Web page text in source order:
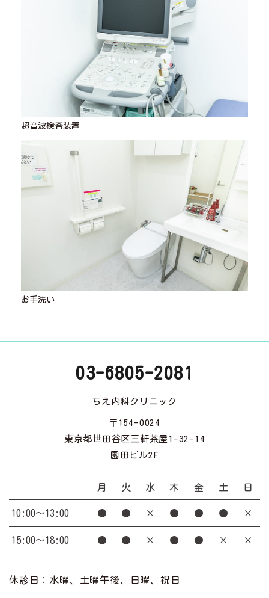
超音波検査装置
お手洗い
03-6805-2081
ちえ内科クリニック
〒154-0024
東京都世田谷区三軒茶屋1-32-14
園田ビル2F
月 火 水 木 金 土 日
10:00～13:00 ● ● × ● ● ● ×
15:00～18:00 ● ● × ● ● × ×
休診日：水曜、土曜午後、日曜、祝日